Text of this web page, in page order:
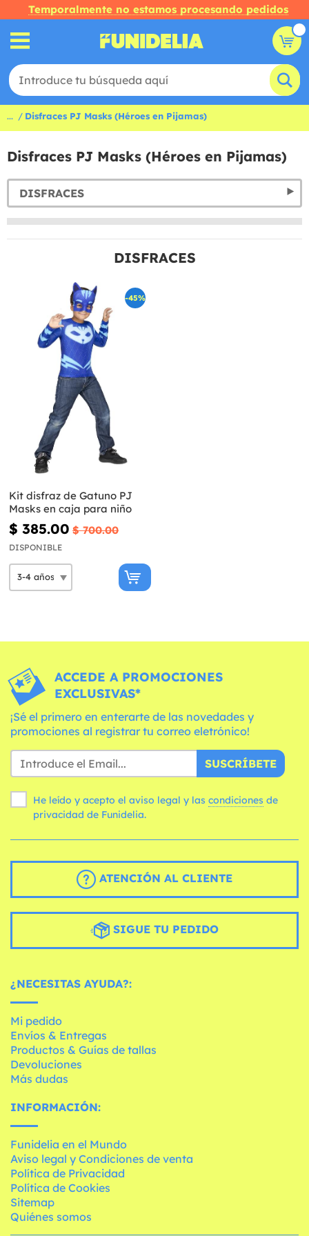
Temporalmente no estamos procesando pedidos
... Disfraces PJ Masks (Héroes en Pijamas)
Disfraces PJ Masks (Héroes en Pijamas)
DISFRACES
DISFRACES
-45%
Kit disfraz de Gatuno PJ
Masks en caja para niño
$ 385.00 $ 700.00
DISPONIBLE
ACCEDE A PROMOCIONES
EXCLUSIVAS*
¡Sé el primero en enterarte de las novedades y
promociones al registrar tu correo eletrónico!
SUSCRÍBETE
He leído y acepto el aviso legal y las condiciones
privacidad de Funidelia.
ATENCIÓN AL CLIENTE
SIGUE TU PEDIDO
¿NECESITAS AYUDA?:
Mi pedido
Envíos & Entregas
Productos & Guías de tallas
Devoluciones
Más dudas
INFORMACIÓN:
Funidelia en el Mundo
Aviso legal y Condiciones de venta
Política de Privacidad
Política de Cookies
Sitemap
Quiénes somos